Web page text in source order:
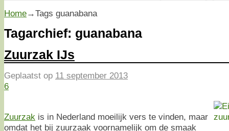
Home→Tags guanabana
Tagarchief: guanabana
Zuurzak IJs
Geplaatst op 11 september 2013
6
Zuurzak is in Nederland moeilijk vers te vinden, maar
omdat het bij zuurzaak voornamelijk om de smaak